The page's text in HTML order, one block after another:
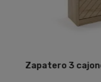
Zapatero 3